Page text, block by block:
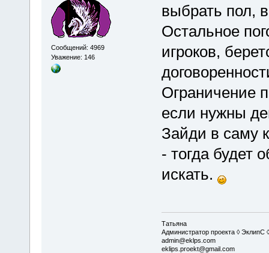
Сообщений: 4969
Уважение: 146
выбрать пол,
Остальное
игроков,
Ограничение
если нужны
Зайди в саму
- тогда будет
искать.
Татьяна
Администратор проекта ◊ ЭклипС ◊
admin@eklps.com
eklips.proekt@gmail.com